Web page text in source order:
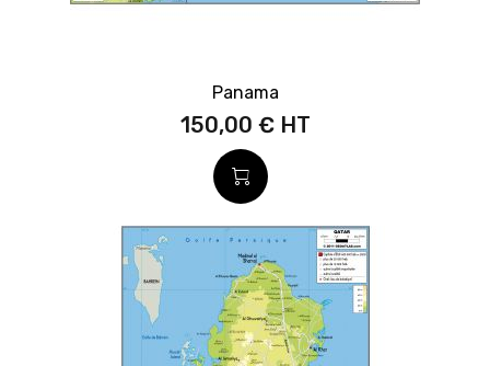
Panama
150,00 €